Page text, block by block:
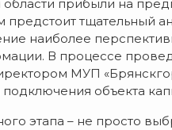
прибыли на
предстоит тщательный
наиболее
В процессе
МУП
объекта
этапа – не просто